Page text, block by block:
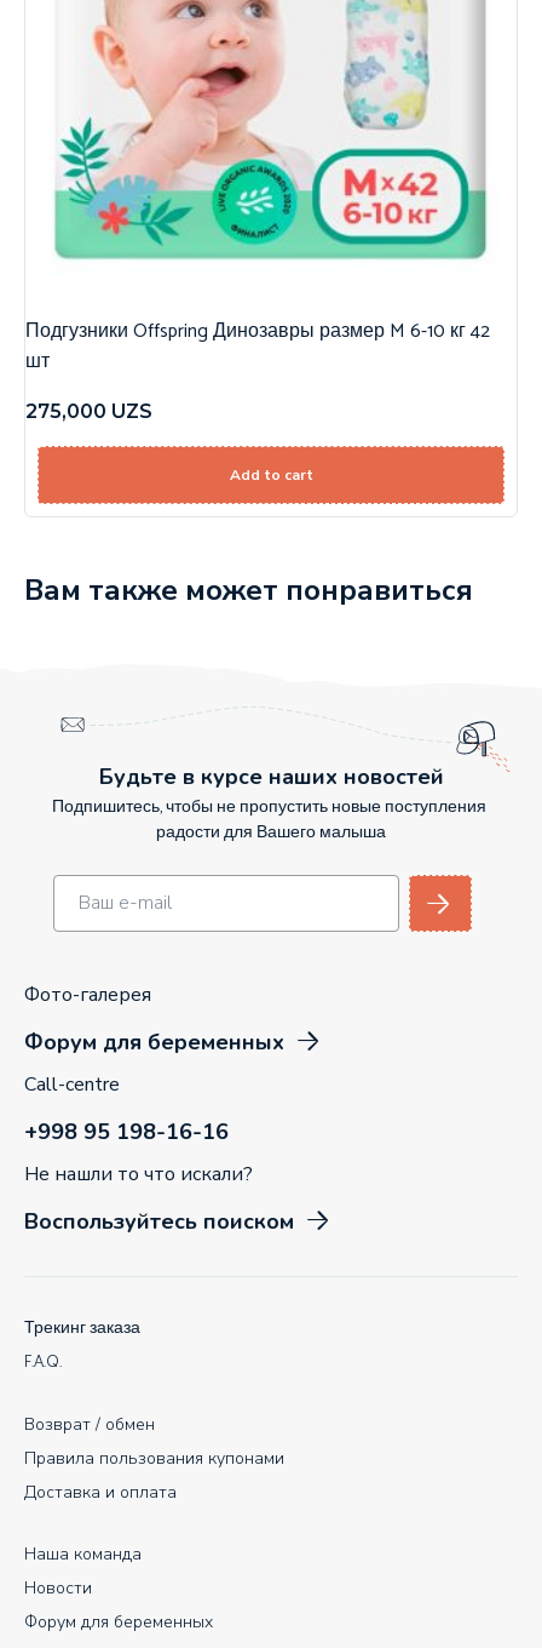
Подгузники Offspring Динозавры размер M 6-10 кг 42
шт
275,000 UZS
Add to cart
Вам также может понравиться
Будьте в курсе наших новостей
Подпишитесь, чтобы не пропустить новые поступления
радости для Вашего малыша
Фото-галерея
Форум для беременных
Call-centre
+998 95 198-16-16
Не нашли то что искали?
Воспользуйтесь поиском
Наша команда
Новости
Форум для беременных
Возврат / обмен
Правила пользования купонами
Доставка и оплата
Трекинг заказа
F.A.Q.